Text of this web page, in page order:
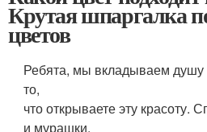
Крутая шпаргалка
цветов
Ребята, мы вкладываем душу
то,
что открываете эту красоту.
и мурашки.